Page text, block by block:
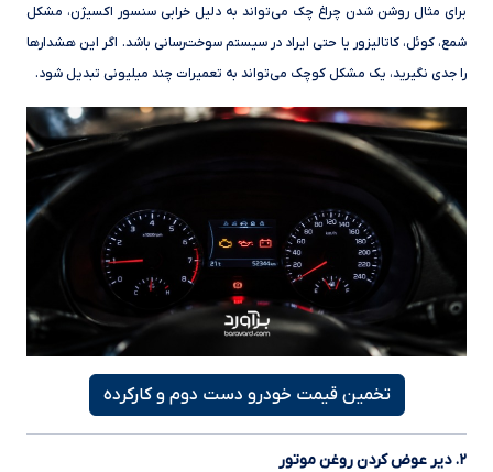
برای مثال روشن شدن چراغ چک می‌تواند به دلیل خرابی سنسور اکسیژن، مشکل
شمع، کوئل، کاتالیزور یا حتی ایراد در سیستم سوخت‌رسانی باشد. اگر این هشدارها
را جدی نگیرید، یک مشکل کوچک می‌تواند به تعمیرات چند میلیونی تبدیل شود.
تخمین قیمت خودرو دست دوم و کارکرده
۲. دیر عوض کردن روغن موتور